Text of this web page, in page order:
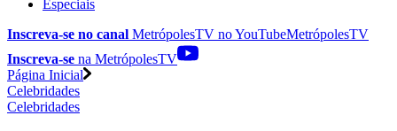
Especiais
Inscreva-se no canal MetrópolesTV noYouTubeMetrópolesTV
Inscreva-se na MetrópolesTV
Página Inicial
Celebridades
Celebridades